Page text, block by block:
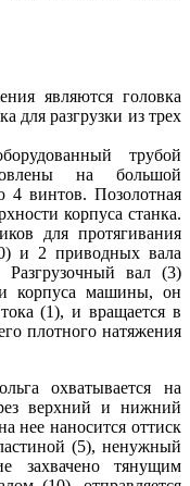
являются головка
для разгрузки из трех
трубой
на большой
4 винтов. Позолотная
корпуса станка.
для протягивания
и 2 приводных вала
Разгрузочный вал (3)
корпуса машины, он
тока (1), и вращается в
плотного натяжения
охватывается на
верхний и нижний
нее наносится оттиск
(5), ненужный
захвачено тянущим